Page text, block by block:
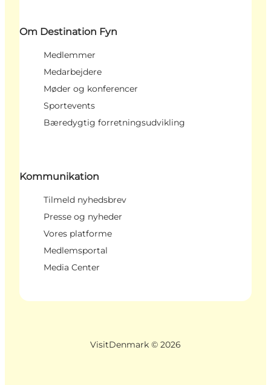
Om Destination Fyn
Medlemmer
Medarbejdere
Møder og konferencer
Sportevents
Bæredygtig forretningsudvikling
Kommunikation
Tilmeld nyhedsbrev
Presse og nyheder
Vores platforme
Medlemsportal
Media Center
VisitDenmark © 2026